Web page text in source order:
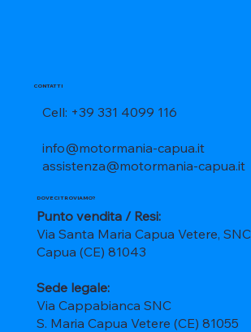
CONTATTI
Cell: +39 331 4099 116
info@motormania-capua.it
assistenza@motormania-capua.it
DOVE CI TROVIAMO?
Punto vendita / Resi:
Via Santa Maria Capua Vetere, SNC
Capua (CE) 81043
Sede legale:
Via Cappabianca SNC
S. Maria Capua Vetere (CE) 81055